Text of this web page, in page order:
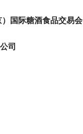
国际糖酒食品交易会
司